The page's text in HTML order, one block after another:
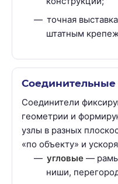
точная
штатным
Соединители
геометрии и
узлы в разных
«по объекту» и
угловые — рамы
ниши,